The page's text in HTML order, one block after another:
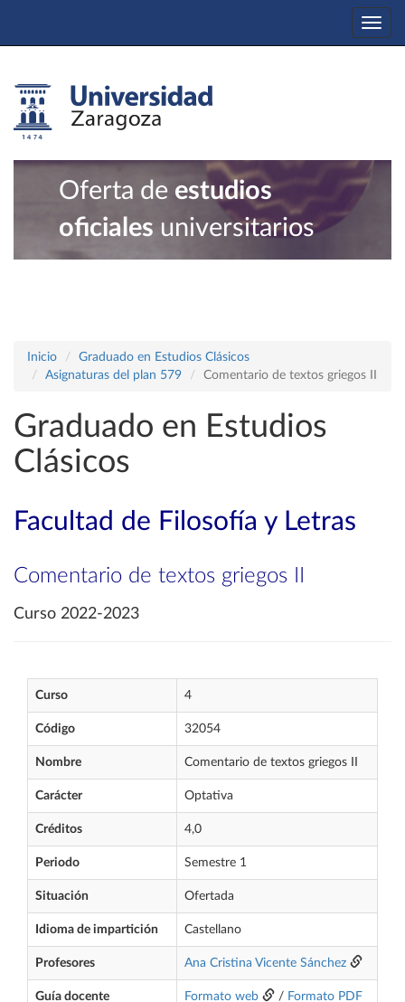
Oferta de estudios
oficiales universitarios
Inicio
Graduado en Estudios Clásicos
Asignaturas del plan 579
Comentario de textos griegos II
Graduado en Estudios
Clásicos
Facultad de Filosofía y Letras
Comentario de textos griegos II
Curso 2022-2023
Curso 4
Código 32054
Nombre Comentario de textos griegos II
Carácter Optativa
Créditos 4,0
Periodo Semestre 1
Situación Ofertada
Idioma de impartición Castellano
Profesores Ana Cristina Vicente Sánchez
Guía docente Formato web / Formato PDF